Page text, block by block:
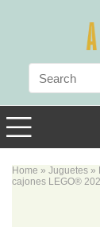
Home » Juguetes »
cajones LEGO®